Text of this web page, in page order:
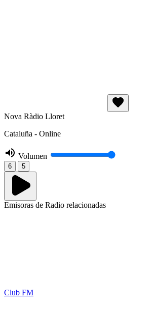
Nova Ràdio Lloret
Cataluña - Online
Volumen
6 5
Emisoras de Radio relacionadas
Club FM